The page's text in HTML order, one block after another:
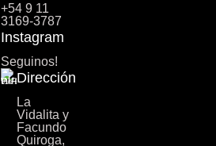
+54 9 11
3169-3787
Instagram
Seguinos!
Dirección
La
Vidalita y
Facundo
Quiroga,